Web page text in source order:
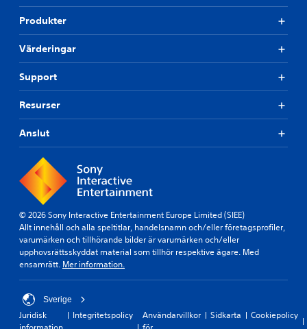
Produkter
Värderingar
Support
Resurser
Anslut
© 2026 Sony Interactive Entertainment Europe Limited (SIEE)
Allt innehåll och alla speltitlar, handelsnamn och/eller företagsprofiler,
varumärken och tillhörande bilder är varumärken och/eller
upphovsrättsskyddat material som tillhör respektive ägare. Med
ensamrätt. Mer information.
Sverige
Juridisk
Integritetspolicy
Användarvillkor
Sidkarta Cookiepolicy